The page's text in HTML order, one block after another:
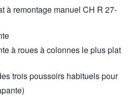
à remontage manuel CH R 27-
à roues à colonnes le plus plat
trois poussoirs habituels pour